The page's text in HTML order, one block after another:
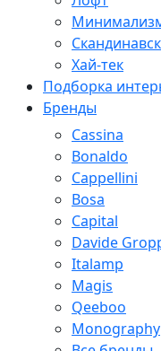
Хай-тек
Подборка
Бренды
Cassina
Bonaldo
Cappellini
Bosa
Capital
Davide
Italamp
Magis
Qeeboo
Monography